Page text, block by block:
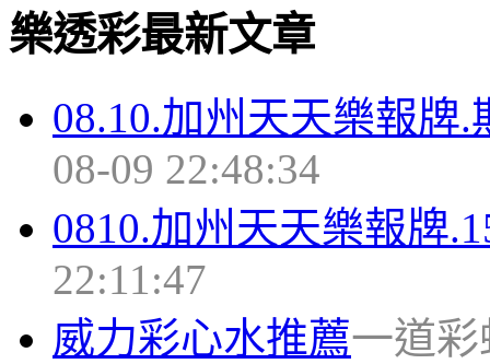
樂透彩最新文章
08.10.加州天天樂報牌.
08-09 22:48:34
0810.加州天天樂報牌
22:11:47
威力彩心水推薦一道彩